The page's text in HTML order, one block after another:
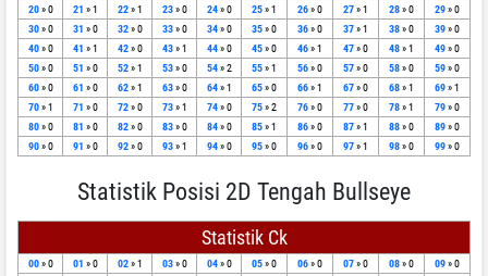
20» 0 21 » 1 22» 1 23» 0 24» 0 25» 1 26» 0 27» 1 28» 0 29» 0
30» 0 31 » 0 32» 0 33» 0 34» 0 35» 0 36» 0 37» 1 38» 0 39» 0
40» 0 41 » 1 42» 0 43» 1 44» 0 45» 0 46» 1 47» 0 48» 1 49» 0
50» 0 51 » 0 52» 1 53» 0 54» 2 55» 1 56» 0 57» 0 58» 0 59» 0
60» 0 61 » 0 62» 1 63» 0 64» 1 65» 0 66» 1 67» 0 68» 1 69» 1
70» 1 71 » 0 72» 0 73» 1 74» 0 75» 2 76» 0 77» 0 78» 1 79» 0
80» 0 81 » 0 82» 0 83» 0 84» 0 85» 1 86» 0 87» 1 88» 0 89» 0
90» 0 91 » 0 92» 0 93» 1 94» 0 95» 0 96» 0 97» 1 98» 0 99» 0
Statistik Posisi 2D Tengah Bullseye
Statistik Ck
00» 0 01 » 0 02» 1 03» 0 04» 0 05» 0 06» 0 07» 0 08» 0 09» 0